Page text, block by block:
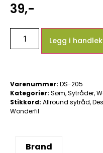
39,-
Legg i
Varenummer: DS-205
Kategorier: Søm,Sytråder,
Stikkord: Allround sytråd,
Wonderfil
Brand